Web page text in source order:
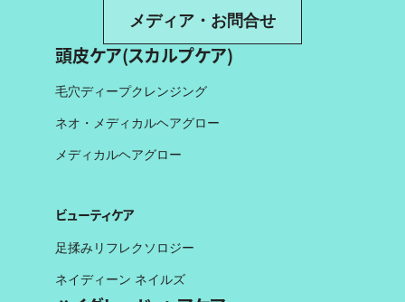
メディア・お問合せ
頭皮ケア(スカルプケア)
毛穴ディープクレンジング
ネオ・メディカルヘアグロー
メディカルヘアグロー
ビューティケア
足揉みリフレクソロジー
ネイディーン ネイルズ